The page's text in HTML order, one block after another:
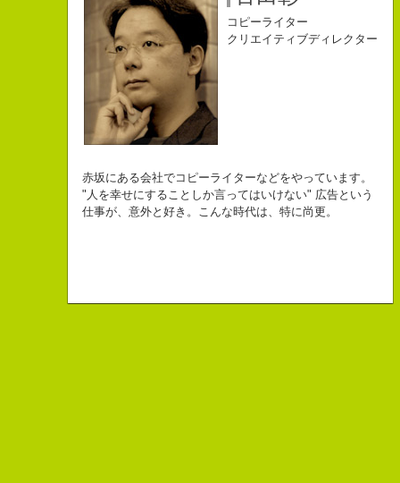
コピーライター
チームVision 事務局長
コピーライター
自己紹介ジェネレーターというサイトがある。試しにやってみた。
こんちゃっ保持壮太郎っていいます。
皆からは「保持壮太郎ピーナッツ」って呼ばれてるよ。
コピーライター
なにがしか書いていられるしごとはとっても
幸せでとっても怖いですが、きょうもなんとか幸せに
生きられてる私は幸せなのかもしれません。
コピーライター
長崎県五島市出身
３６歳
「五島列島はよいところです。
コピーライター
Copy writer
10周年キャンペーン中です。
コピーライター
クリエイティブディレクター
初対面の人によく言われる。
「きれいな名前ですね」
こう返す。「ええ、名前だけは」
コピーライター
クリエイティブディレクター
赤坂にある会社でコピーライターなどをやっています。
"人を幸せにすることしか言ってはいけない" 広告という
仕事が、意外と好き。こんな時代は、特に尚更。